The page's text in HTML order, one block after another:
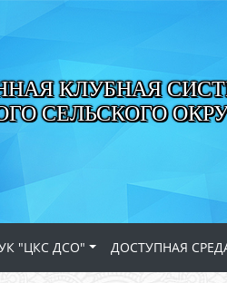
КЛУБНАЯ
СЕЛЬСКОГО
"ЦКС ДСО" ДОСТУПНАЯ